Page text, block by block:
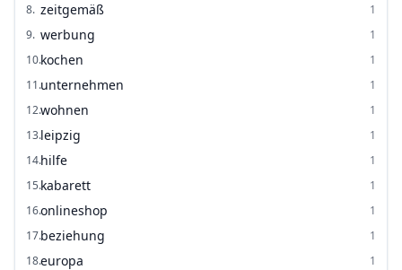
8. zeitgemäß
1
9. werbung
1
10.kochen
1
11.unternehmen
1
12.wohnen
1
13.leipzig
1
14.hilfe
1
15.kabarett
1
16.onlineshop
1
17.beziehung
1
18.europa
1